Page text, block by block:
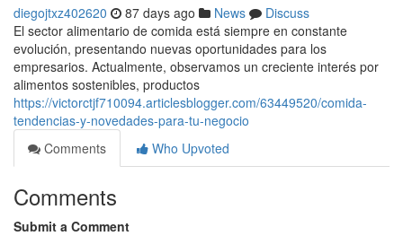
diegojtxz402620 87 days ago News
Discuss
El sector alimentario de comida está siempre en constante
evolución, presentando nuevas oportunidades para los
empresarios. Actualmente, observamos un creciente interés por
alimentos sostenibles, productos
https://victorctjf710094.articlesblogger.com/63449520/comida-
tendencias-y-novedades-para-tu-negocio
Comments
Who Upvoted
Comments
Submit a Comment